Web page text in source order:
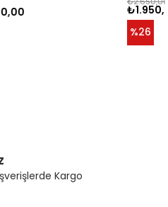
₺1.950,00
Kargo